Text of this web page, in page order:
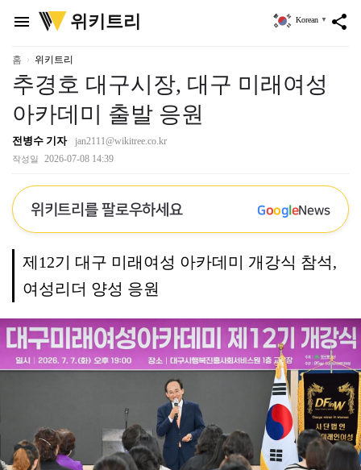
menu
위
키
리
위키트리 share
Korean ▼
홈 위키트리
추경호 대구시장, 대구 미래여성
아카데미 출발 응원
전병수 기자 jan2111@wikitree.co.kr
작성일 2026-07-08 14:39
위키트리를 팔로우하세요 GoogleNews
제12기 대구 미래여성 아카데미 개강식 참석,
여성리더 양성 응원